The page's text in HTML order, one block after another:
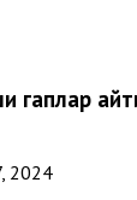
гаплар
2024